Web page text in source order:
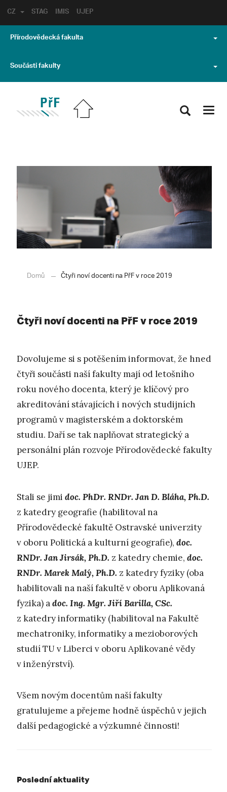
STAG IMIS UJEP
CZ
Přírodovědecká fakulta
Součásti fakulty
Domů Čtyři noví docenti na PřF v roce 2019
Čtyři noví docenti na PřF v roce 2019
Dovolujeme si s potěšením informovat, že hned
čtyři součásti naší fakulty mají od letošního
roku nového docenta, který je klíčový pro
akreditování stávajících i nových studijních
programů v magisterském a doktorském
studiu. Daří se tak naplňovat strategický a
personální plán rozvoje Přírodovědecké fakulty
UJEP.
Stali se jimi doc. PhDr. RNDr. Jan D. Bláha, Ph.D.
z katedry geografie (habilitoval na
Přírodovědecké fakultě Ostravské univerzity
v oboru Politická a kulturní geografie), doc.
RNDr. Jan Jirsák, Ph.D. z katedry chemie, doc.
RNDr. Marek Malý, Ph.D. z katedry fyziky (oba
habilitovali na naší fakultě v oboru Aplikovaná
fyzika) adoc. Ing. Mgr. Jiří Barilla, CSc.
z katedry informatiky (habilitoval na Fakultě
mechatroniky, informatiky a mezioborových
studií TU v Liberci v oboru Aplikované vědy
v inženýrství).
Všem novým docentům naší fakulty
gratulujeme a přejeme hodně úspěchů v jejich
další pedagogické a výzkumné činnosti!
Poslední aktuality